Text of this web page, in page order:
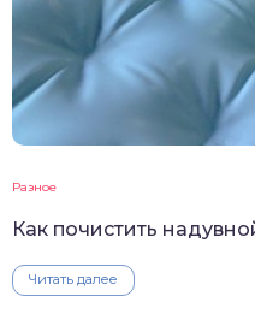
Разное
Как почистить
Читать далее